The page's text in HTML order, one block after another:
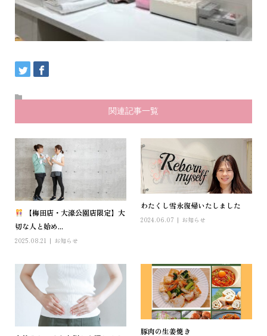
関連記事一覧
【梅田店・大濠公園店限定】大
切な人と始め...
2025.08.21 お知らせ
わたくし雪永復帰いたしました
2024.06.07 お知らせ
豚肉の生姜焼き